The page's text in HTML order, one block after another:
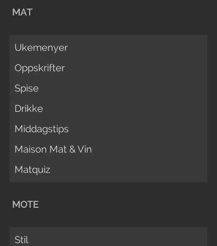
MAT
Ukemenyer
Oppskrifter
Spise
Drikke
Middagstips
Maison Mat & Vin
Matquiz
MOTE
Stil